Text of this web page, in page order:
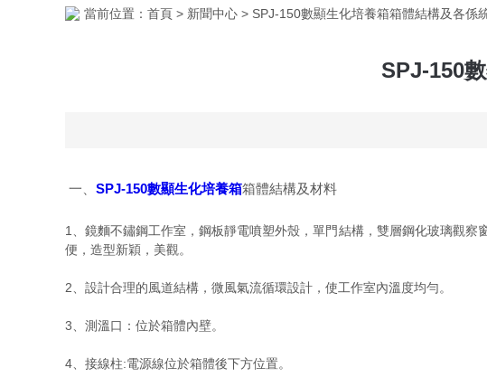
當前位置： 首頁 > 新聞中心 > SPJ-150數顯生化培養箱箱體結構及各係
SPJ-150
一、 SPJ-150數顯生化培養箱箱體結構及材料
1、鏡麵不鏽鋼工作室，鋼板靜電噴塑外殼，單門結構，雙層鋼化玻璃觀
便，造型新穎，美觀。
2、設計合理的風道結構，微風氣流循環設計，使工作室內溫度均勻。
3、測溫口：位於箱體內壁。
4、接線柱:電源線位於箱體後下方位置。